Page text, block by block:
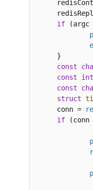
Jedis
Redis（Java）
if (argc
     }
const
const
int
const
struct
     conn =
if (conn